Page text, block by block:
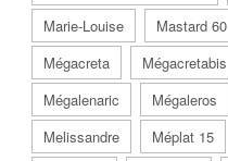
Marie-Louise
Mastard 60
Mégacreta
Mégacretabis
Mégalenaric
Mégaleros
Melissandre
Méplat 15